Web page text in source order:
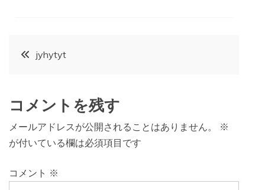
投
ナ
ビ
ゲ
jyhytyt
コメントを残す
メールアドレスが公開されることはありません。
※
が付いている欄は必須項目です
コメント ※